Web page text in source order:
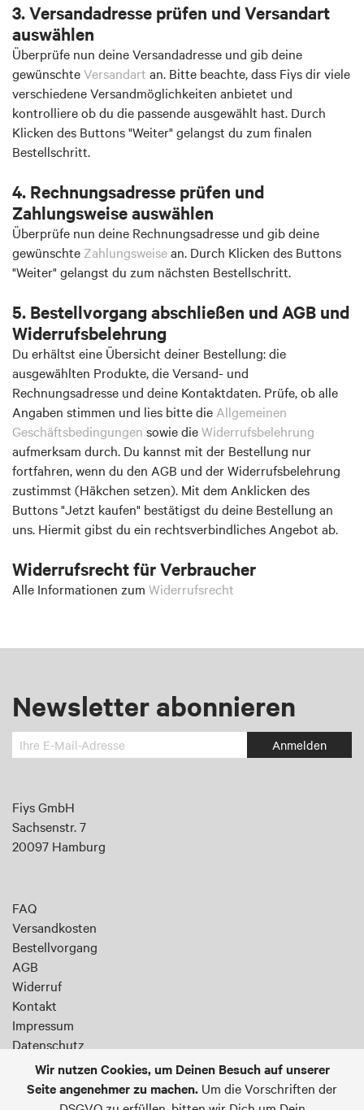
Wir nutzen Cookies, um Deinen Besuch auf unserer
Seite angenehmer zu machen. Um die Vorschriften der
3. Versandadresse prüfen und Versandart
auswählen
Überprüfe nun deine Versandadresse und gib deine
gewünschteVersandart an. Bitte beachte, dass Fiys dir viele
verschiedene Versandmöglichkeiten anbietet und
kontrolliere ob du die passende ausgewählt hast. Durch
Klicken des Buttons "Weiter" gelangst du zum finalen
Bestellschritt.
4. Rechnungsadresse prüfen und
Zahlungsweise auswählen
Überprüfe nun deine Rechnungsadresse und gib deine
gewünschte Zahlungsweisean. Durch Klicken des Buttons
"Weiter" gelangst du zum nächsten Bestellschritt.
5. Bestellvorgang abschließen und AGB und
Widerrufsbelehrung
Du erhältst eine Übersicht deiner Bestellung: die
ausgewählten Produkte, die Versand- und
Rechnungsadresse und deine Kontaktdaten. Prüfe, ob alle
Angaben stimmen und lies bitte die Allgemeinen
Geschäftsbedingungen sowie dieWiderrufsbelehrung
aufmerksam durch. Du kannst mit der Bestellung nur
fortfahren, wenn du den AGB und der Widerrufsbelehrung
zustimmst (Häkchen setzen). Mit dem Anklicken des
Buttons "Jetzt kaufen" bestätigst du deine Bestellung an
uns. Hiermit gibst du ein rechtsverbindliches Angebot ab.
Widerrufsrecht für Verbraucher
Alle Informationen zum Widerrufsrecht
Newsletter abonnieren
Melden
Sie
an
für
unseren
Newsletter:
Anmelden
Fiys GmbH
Sachsenstr. 7
20097 Hamburg
FAQ
Versandkosten
Bestellvorgang
AGB
Widerruf
Kontakt
Impressum
Datenschutz